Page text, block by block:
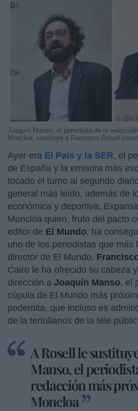
Joaquín Manso, el periodista de la
Moncloa, sustituye a Francisco Rosell
Ayer era El País y la SER, el
de España y la emisora más
tocado el turno al segundo
general más leído, además de
económica y deportiva,
Moncloa quien, fruto del pacto
editor de El Mundo, ha
uno de los periodistas que más
director de El Mundo,
Cairo le ha ofrecido su cabeza
dirección a Joaquín Manso, el
cúpula de El Mundo más
podemita, que incluso es
de la tertulianos de la tele
A Rosell le
Manso, el
redacción más
Moncloa